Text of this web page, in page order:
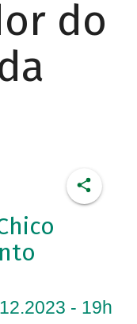
do
- 19h